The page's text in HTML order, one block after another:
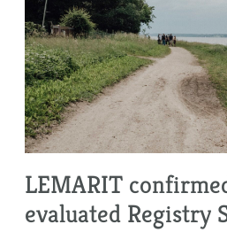
LEMARIT
evaluated Registry